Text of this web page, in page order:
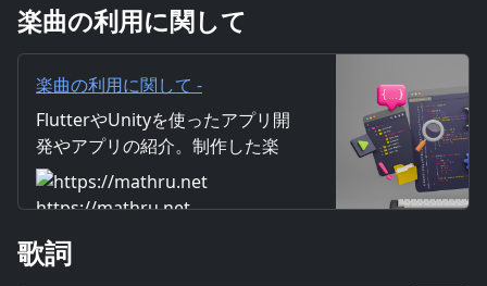
けても 八方塞がりで 逃げ場無く
て I can’t ge
楽曲の利用に関して
楽曲の利用に関して -
mathru.net | Flutter/Unityによ
るアプリ開発/楽曲・映像制作/素
材配布
FlutterやUnityを使ったアプリ開
発やアプリの紹介。制作した楽
曲・映像の紹介。画像や映像素
材の配布。仕事の受注なども行
https://mathru.net
歌詞